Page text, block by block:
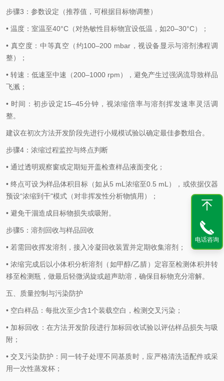
步骤3：参数设定（推荐值，可根据目标物调整）
• 温度：室温至40°C（对热敏性目标物宜设低温，如20–30°C）；
• 真空度：中等真空（约100–200 mbar，视设备显示与溶剂沸程调
整）；
• 转速：低速至中速（200–1000 rpm），避免产生过强涡流导致样品
飞溅；
• 时间：初步设定15–45分钟，视浓缩倍率与溶剂挥发速率灵活调
整。
建议在初次方法开发阶段先进行小规模试验以确定最佳参数组合。
步骤4：浓缩过程监控与终点判断
• 通过透明观察窗或定期短开盖检查样品液面变化；
• 终点可设为样品体积目标（如从5 mL浓缩至0.5 mL），或依据仪器
预设“浓缩到干"模式（对非挥发性分析物慎用）；
• 避免干涸造成目标物损失或吸附。
步骤5：溶剂回收与样品回收
• 若需回收挥发溶剂，接入冷凝回收装置并定期收集溶剂；
• 浓缩完成后以小体积分析溶剂（如甲醇/乙腈）定容至检测体积并转
移至检测瓶，做最后轻微涡旋或超声助溶，确保目标物充分溶解。
五、质量控制与污染防护
• 空白样品：每批次至少含1个装载空白，检测交叉污染；
• 加标回收：在方法开发阶段进行加标回收试验以评估样品损失与吸
附；
• 交叉污染防护：同一转子处理不同基质时，应严格清洗适配件或采
用一次性蒸发杯；
电话咨询